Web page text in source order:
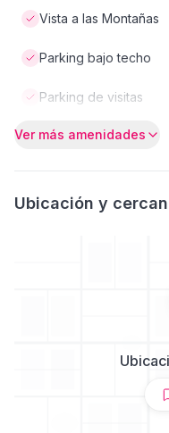
Vista a las Montañas
Parking bajo techo
Parking de visitas
Ver más amenidades
Ubicación y